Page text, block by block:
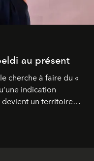
au présent
cherche à faire du «
indication
devient un territoire
Diamantine en
pour l’inscrire dans